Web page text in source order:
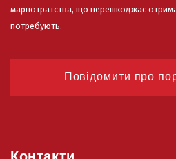
марнотратства, що перешкоджає
потребують.
Повідомити про